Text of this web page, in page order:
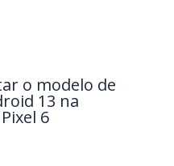
o modelo de
13 na
6